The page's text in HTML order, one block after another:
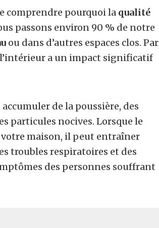
comprendre pourquoi la qualité
passons environ 90 % de notre
ou dans d’autres espaces clos. Par
l’intérieur a un impact significatif
de la poussière, des
particules nocives. Lorsque le
maison, il peut entraîner
troubles respiratoires et des
des personnes souffrant